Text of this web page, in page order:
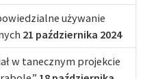
używanie
21 października 2024
w tanecznym projekcie